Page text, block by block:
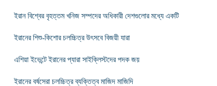
ইরান বিশ্বের বৃহত্তম খনিজ সম্পদের অধিকারী দেশগুলোর মধ্যে একটি
ইরানের শিশু-কিশোর চলচ্চিত্র উৎসবে বিজয়ী যারা
এশিয়া ইভেন্টে ইরানের প্যারা সাইক্লিস্টদের পদক জয়
ইরানের বর্ষসেরা চলচ্চিত্র ব্যক্তিত্ব মাজিদ মাজিদি